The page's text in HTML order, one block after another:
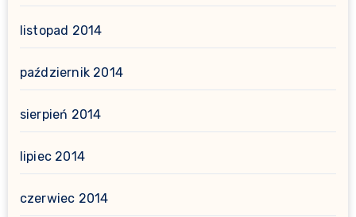
listopad 2014
październik 2014
sierpień 2014
lipiec 2014
czerwiec 2014